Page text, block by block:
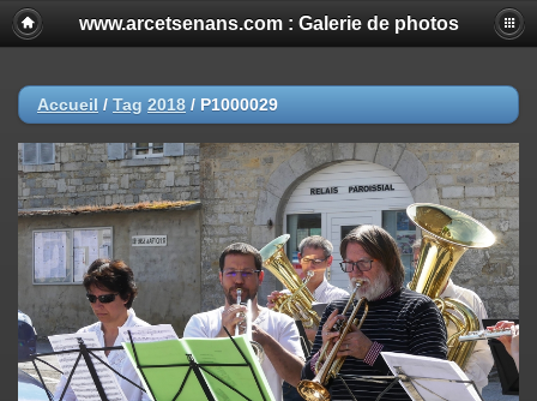
www.arcetsenans.com : Galerie de photos
Accueil / Tag 2018 / P1000029